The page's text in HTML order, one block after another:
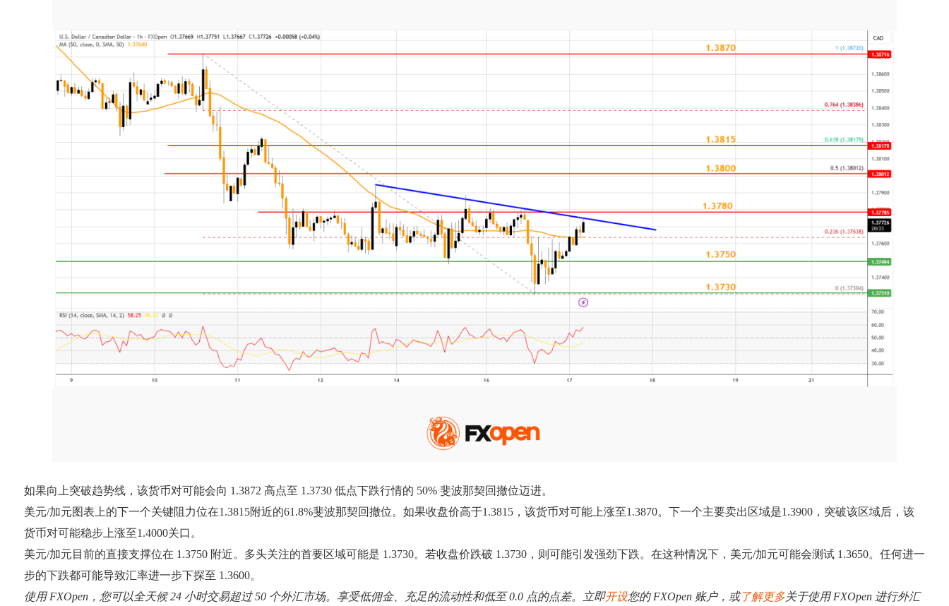
如果向上突破趋势线，该货币对可能会向 1.3872 高点至 1.3730 低点下跌行情的 50% 斐波那契回撤位迈进。
美元/加元图表上的下一个关键阻力位在1.3815附近的61.8%斐波那契回撤位。如果收盘价高于1.3815，该货币对可能上涨至1.3870。下一个主要卖出区域是1.3900，突破该区域后，该
货币对可能稳步上涨至1.4000关口。
美元/加元目前的直接支撑位在 1.3750 附近。多头关注的首要区域可能是 1.3730。若收盘价跌破 1.3730，则可能引发强劲下跌。在这种情况下，美元/加元可能会测试 1.3650。任何进一
步的下跌都可能导致汇率进一步下探至 1.3600。
使用 FXOpen，您可以全天候 24 小时交易超过 50 个外汇市场。享受低佣金、充足的流动性和低至 0.0 点的点差。立即开设您的 FXOpen 账户，或了解更多关于使用 FXOpen 进行外汇